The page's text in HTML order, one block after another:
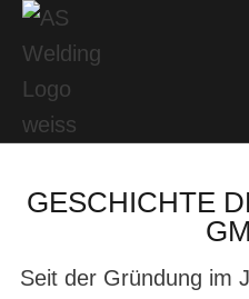
GESCHICHTE
Seit der Gründung im